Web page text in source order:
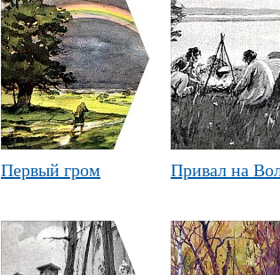
Первый гром Привал на